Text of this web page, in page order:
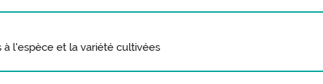
à l'espèce et la variété cultivées